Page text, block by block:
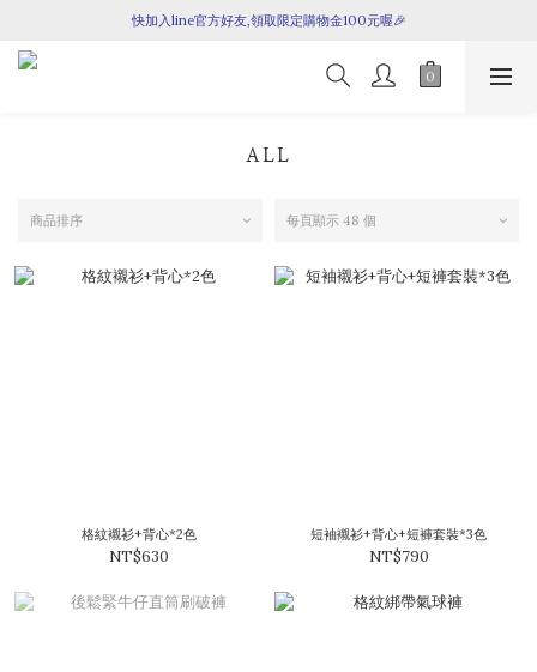
七月新品上架囉！
快加入line官方好友,領取限定購物金100元喔🎉
ALL
商品排序 每頁顯示 48 個
格紋襯衫+背心*2色
NT$630
短袖襯衫+背心+短褲套裝*3色
NT$790